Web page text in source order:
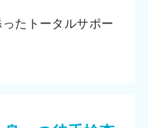
たトータルサポー